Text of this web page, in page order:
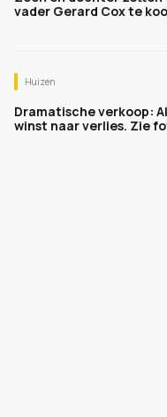
vader Gerard Cox te
Huizen
Dramatische verkoop:
winst naar verlies. Zie